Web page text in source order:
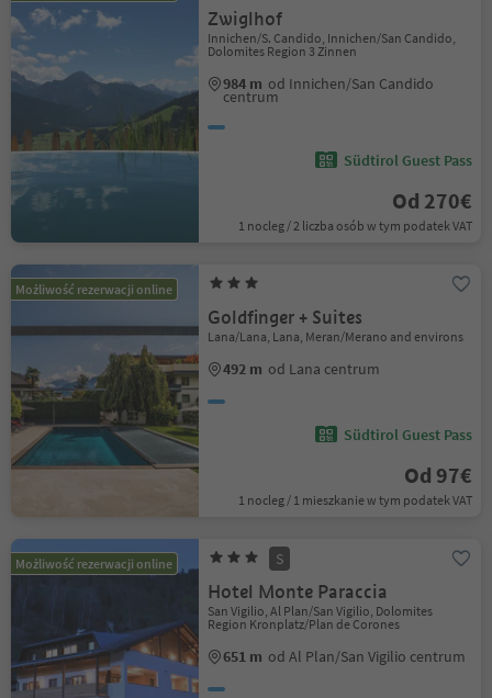
Zwiglhof
Innichen/S. Candido, Innichen/San Candido,
Dolomites Region 3 Zinnen
984 m od Innichen/San Candido
centrum
Südtirol Guest Pass
Od 270€
1 nocleg / 2 liczba osób w tym podatek VAT
Możliwość rezerwacji online
Goldfinger + Suites
Lana/Lana, Lana, Meran/Merano and environs
492 m od Lana centrum
Südtirol Guest Pass
Od 97€
1 nocleg / 1 mieszkanie w tym podatek VAT
Możliwość rezerwacji online S
Hotel Monte Paraccia
San Vigilio, Al Plan/San Vigilio, Dolomites
Region Kronplatz/Plan de Corones
651 m od Al Plan/San Vigilio centrum